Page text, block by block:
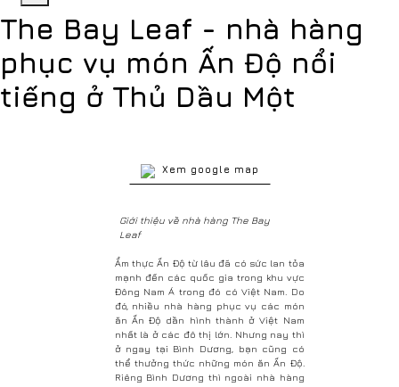
The Bay Leaf - nhà hàng
phục vụ món Ấn Độ nổi
tiếng ở Thủ Dầu Một
Xem google map
Giới thiệu về nhà hàng The Bay
Leaf
Ẩm thực Ấn Độ từ lâu đã có sức lan tỏa
mạnh đến các quốc gia trong khu vực
Đông Nam Á trong đó có Việt Nam. Do
đó, nhiều nhà hàng phục vụ các món
ăn Ấn Độ dần hình thành ở Việt Nam
nhất là ở các đô thị lớn. Nhưng nay thì
ở ngay tại Bình Dương, bạn cũng có
thể thưởng thức những món ăn Ấn Độ.
Riêng Bình Dương thì ngoài nhà hàng